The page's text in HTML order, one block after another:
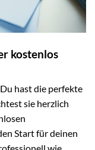
kostenlos
hast die perfekte
sie herzlich
Start für deinen